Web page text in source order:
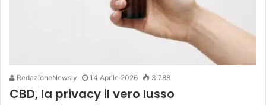
RedazioneNewsly 14 Aprile 2026 3.788
CBD, la privacy il vero lusso